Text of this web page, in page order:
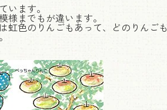
います。
までもが違います。
虹色のりんごもあって、どのりんごも